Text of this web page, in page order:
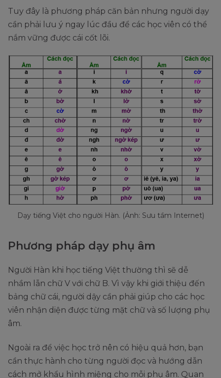
Tuy đây là phương pháp căn bản nhưng người dạy
cần phải lưu ý ngay lúc đầu để các học viên có thể
nắm vững được cái cốt lõi.
Dạy tiếng Việt cho người Hàn. (Ảnh: Sưu tầm Internet)
Phương pháp dạy phụ âm
Người Hàn khi học tiếng Việt thường thì sẽ dễ
nhầm lẫn chữ V với chữ B. Vì vậy khi giới thiệu đến
bảng chữ cái, người dậy cần phải giúp cho các học
viên nhận diện được từng mặt chữ và số lượng phụ
âm.
Ngoài ra để việc học trở nên có hiệu quả hơn, bạn
cần thực hành cho từng người đọc và hướng dẫn
cách mở khẩu hình miệng cho mỗi phụ âm. Quan